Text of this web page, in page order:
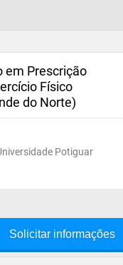
em Prescrição
Físico
do Norte)
Potiguar
Solicitar informações